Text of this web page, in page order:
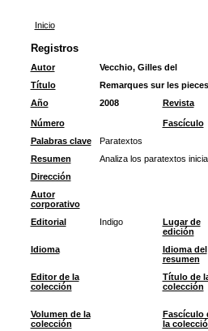
Inicio
Registros
Autor
Vecchio, Gilles del
Título
Remarques sur les
Año
2008 Revista
Número
Fascículo
Palabras clave
Paratextos
Resumen
Analiza los paratextos
Dirección
Autor
corporativo
Editorial
Indigo
Lugar de
edición
Idioma
Idioma del
resumen
Editor de la
colección
Título de
colección
Volumen de la
colección
Fascículo
la